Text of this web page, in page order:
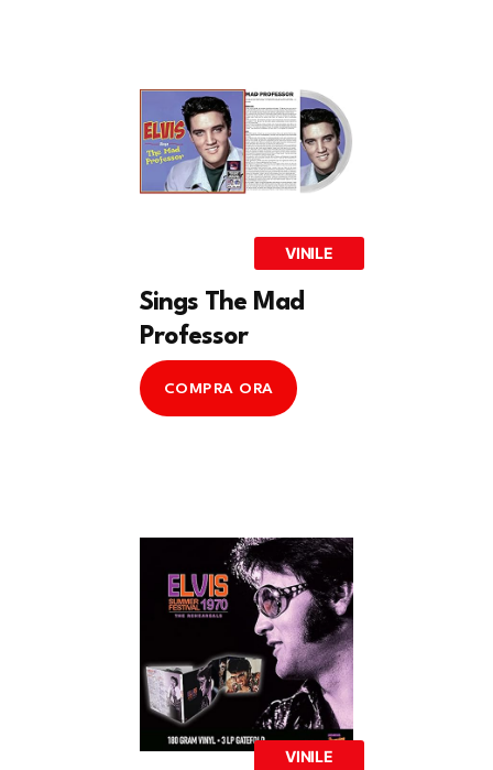
VINILE
Sings The Mad
Professor
COMPRA ORA
VINILE